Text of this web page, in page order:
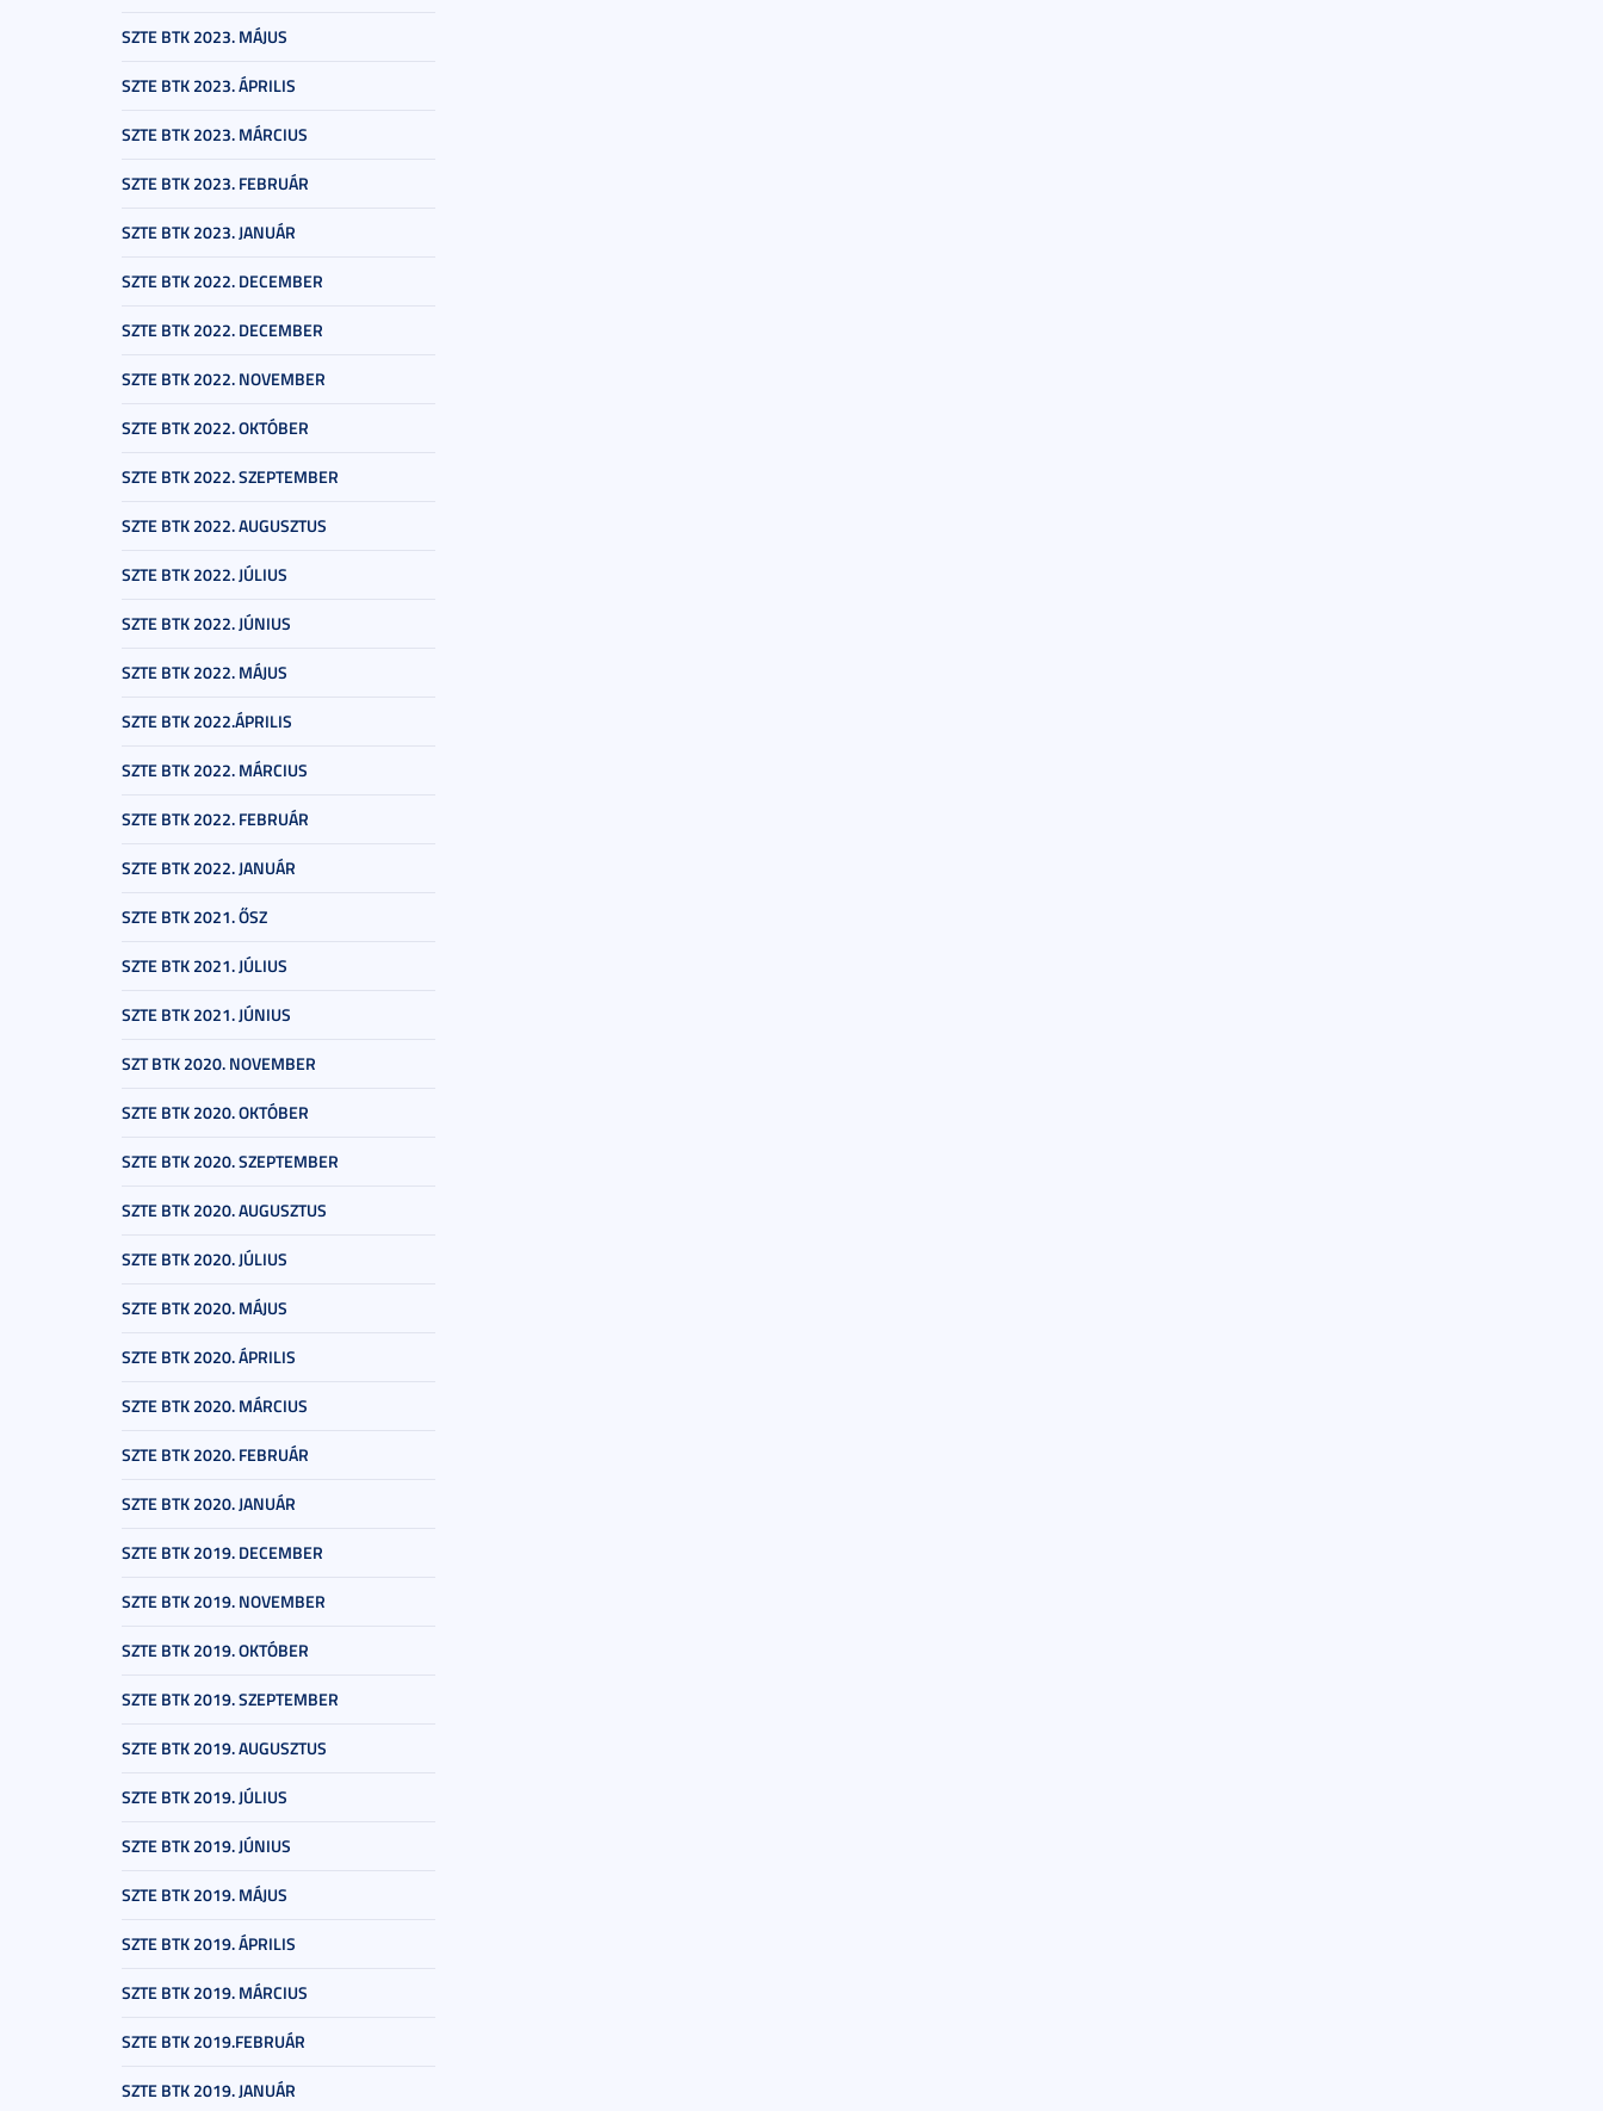
SZTE BTK 2023. MÁJUS
SZTE BTK 2023. ÁPRILIS
SZTE BTK 2023. MÁRCIUS
SZTE BTK 2023. FEBRUÁR
SZTE BTK 2023. JANUÁR
SZTE BTK 2022. DECEMBER
SZTE BTK 2022. DECEMBER
SZTE BTK 2022. NOVEMBER
SZTE BTK 2022. OKTÓBER
SZTE BTK 2022. SZEPTEMBER
SZTE BTK 2022. AUGUSZTUS
SZTE BTK 2022. JÚLIUS
SZTE BTK 2022. JÚNIUS
SZTE BTK 2022. MÁJUS
SZTE BTK 2022.ÁPRILIS
SZTE BTK 2022. MÁRCIUS
SZTE BTK 2022. FEBRUÁR
SZTE BTK 2022. JANUÁR
SZTE BTK 2021. ŐSZ
SZTE BTK 2021. JÚLIUS
SZTE BTK 2021. JÚNIUS
SZT BTK 2020. NOVEMBER
SZTE BTK 2020. OKTÓBER
SZTE BTK 2020. SZEPTEMBER
SZTE BTK 2020. AUGUSZTUS
SZTE BTK 2020. JÚLIUS
SZTE BTK 2020. MÁJUS
SZTE BTK 2020. ÁPRILIS
SZTE BTK 2020. MÁRCIUS
SZTE BTK 2020. FEBRUÁR
SZTE BTK 2020. JANUÁR
SZTE BTK 2019. DECEMBER
SZTE BTK 2019. NOVEMBER
SZTE BTK 2019. OKTÓBER
SZTE BTK 2019. SZEPTEMBER
SZTE BTK 2019. AUGUSZTUS
SZTE BTK 2019. JÚLIUS
SZTE BTK 2019. JÚNIUS
SZTE BTK 2019. MÁJUS
SZTE BTK 2019. ÁPRILIS
SZTE BTK 2019. MÁRCIUS
SZTE BTK 2019.FEBRUÁR
SZTE BTK 2019. JANUÁR